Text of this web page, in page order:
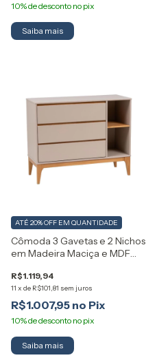
Saiba mais
Cômoda 3 Gavetas e 2 Nichos
em Madeira Maciça e MDF
R$1.119,94
11 x de R$101,81 sem juros
ATÉ 20% OFF EM QUANTIDADE
R$1.007,95
Saiba mais